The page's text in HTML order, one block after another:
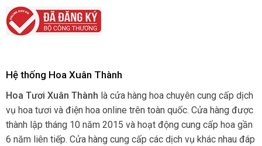
Hệ thống Hoa Xuân Thành
Hoa Tươi Xuân Thành là cửa hàng hoa chuyên cung cấp dịch
vụ hoa tươi và điện hoa online trên toàn quốc. Cửa hàng được
thành lập tháng 10 năm 2015 và hoạt động cung cấp hoa gần
6 năm liên tiếp. Cửa hàng cung cấp các dịch vụ khác nhau đáp